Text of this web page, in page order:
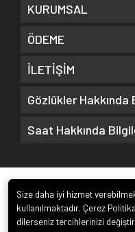
KURUMSAL
ÖDEME
İLETİŞİM
Gözlükler Hakkında
Saat Hakkında
Size daha iyi hizmet
kullanılmaktadır. Çerez
dilerseniz tercihlerinizi